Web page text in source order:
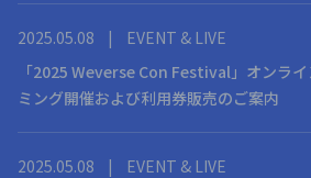
2025.05.08 |
EVENT & LIVE
「2025 Weverse Con Festival」オンラ
ミング開催および利用券販売のご案内
2025.05.08 |
EVENT & LIVE